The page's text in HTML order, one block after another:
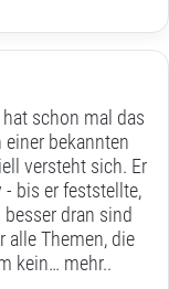
hat schon mal das
bekannten
versteht sich. Er
bis er feststellte,
dran sind
alle Themen, die
kein… mehr..